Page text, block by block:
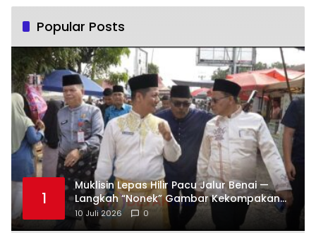
Popular Posts
1
Muklisin Lepas Hilir Pacu Jalur Benai —
Langkah “Nonek” Gambar Kekompakan
Pemimpin Kuansing Jadi Simbol Kuat
Lestarikan Budaya
10 Juli 2026 0